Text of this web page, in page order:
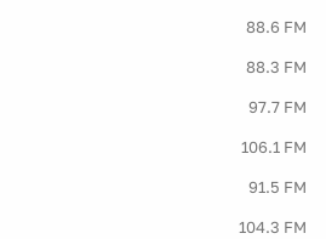
88.6 FM
88.3 FM
97.7 FM
106.1 FM
91.5 FM
104.3 FM